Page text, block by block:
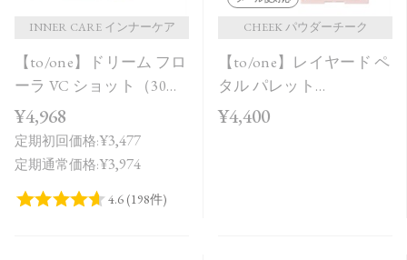
レビュー評価が高い順
人気順
INNER CARE インナーケア
【to/one】ドリーム フロ
ーラ VC ショット（30
包）
¥4,968
定期初回価格:¥3,477
定期通常価格:¥3,974
CHEEK パウダーチーク
【to/one】レイヤード ペ
タル パレット
［EX03,EX04］＜2026
¥4,400